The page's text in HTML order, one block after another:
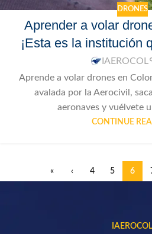
DRONES
Aprender a volar
¡Esta es la institución
IAEROCOL
Aprende a volar drones en
avalada por la Aerocivil,
aeronaves y vuélvete
CONTINUE
« ‹ 4 5 6
IAEROCOL